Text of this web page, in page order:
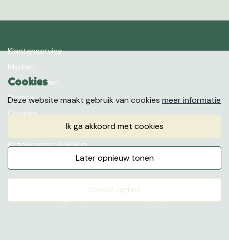
Klantenservice
Merken
Voorwaarden
Privacy
Cookies
Retourneren & Ruilen
Cookies
Deze website maakt gebruik van cookies meer informatie
ik ga akkoord met cookies
later opnieuw tonen
cookie opties